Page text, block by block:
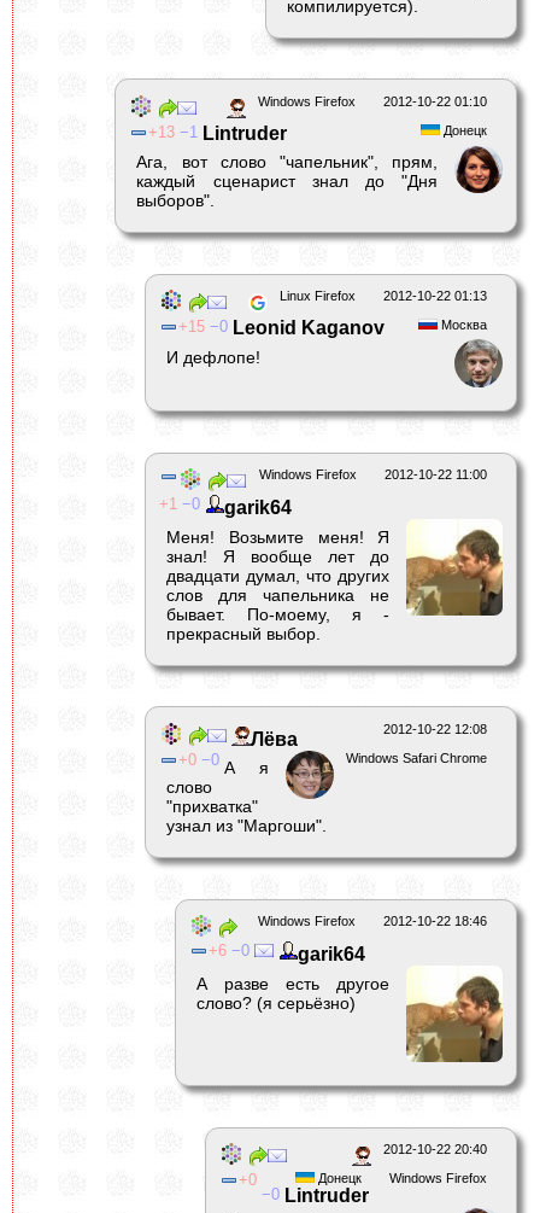
компилируется).
2012-10-22 01:10
Windows Firefox
Донецк
13 1 Lintruder
Ага, вот слово "чапельник", прям,
каждый сценарист знал до "Дня
выборов".
2012-10-22 01:13
Linux Firefox
Москва
15 0 Leonid Kaganov
И дефлопе!
2012-10-22 11:00
Windows Firefox
1 0 garik64
Меня! Возьмите меня! Я
знал! Я вообще лет до
двадцати думал, что других
слов для чапельника не
бывает. По-моему, я -
прекрасный выбор.
2012-10-22 12:08
Windows Safari Chrome
0 0
Лёва
А я
слово
"прихватка"
узнал из "Маргоши".
2012-10-22 18:46
Windows Firefox
6 0 garik64
А разве есть другое
слово? (я серьёзно)
2012-10-22 20:40
Windows Firefox
Донецк
0
0 Lintruder